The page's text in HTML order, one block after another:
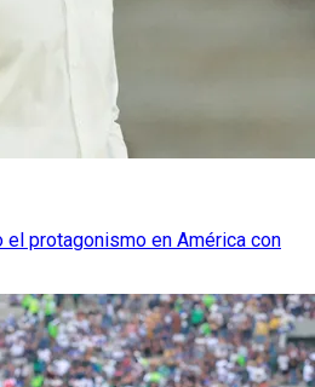
el protagonismo en América con